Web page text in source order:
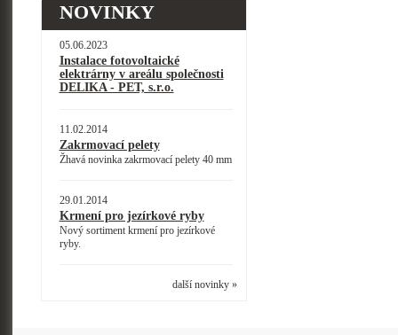
NOVINKY
05.06.2023
Instalace fotovoltaické
elektrárny v areálu společnosti
DELIKA - PET, s.r.o.
11.02.2014
Zakrmovací pelety
Žhavá novinka zakrmovací pelety 40 mm
29.01.2014
Krmení pro jezírkové ryby
Nový sortiment krmení pro jezírkové
ryby.
další novinky »